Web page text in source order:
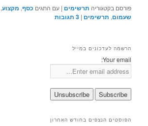
פורסם בקטגוריה תרשימים |עם התגים כסף, מקצוע,
שעמום, תרשימים |
3 תגובות
הרשמה לעדכונים במייל
Your email:
הפוסטים הנצפים בחודש האחרון